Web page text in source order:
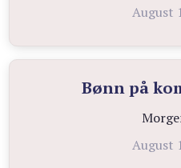
August
Bønn på
August